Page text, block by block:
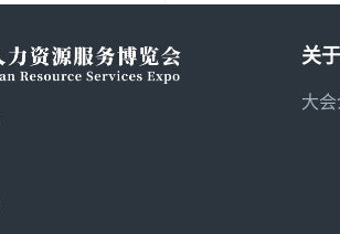
关
大